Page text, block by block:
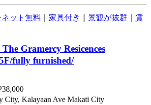
ット無料 家具付き 景観が抜群
賃
Gramercy Resicences
fully furnished/
Kalayaan Ave Makati City